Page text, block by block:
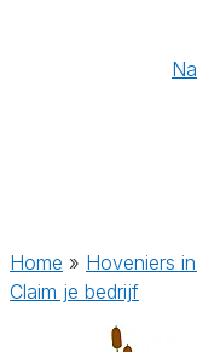
Home » Hoveniers
Claim je bedrijf